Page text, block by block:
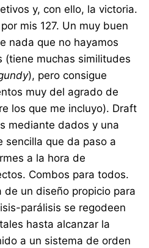
y, con ello, la victoria.
mis 127. Un muy buen
nada que no hayamos
(tiene muchas similitudes
), pero consigue
muy del agrado de
los que me incluyo). Draft
mediante dados y una
sencilla que da paso a
a la hora de
Combos para todos.
de un diseño propicio para
parálisis se regodeen
hasta alcanzar la
a un sistema de orden